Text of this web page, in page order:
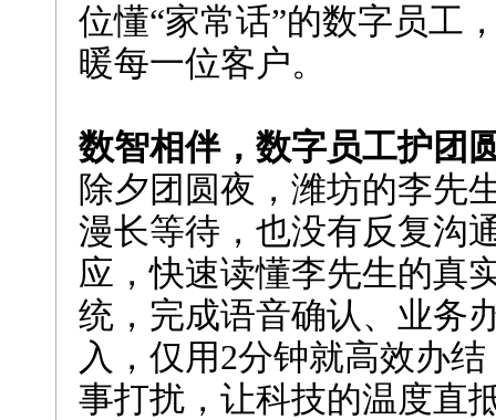
位懂“家常话”的数字员工
暖每一位客户。
数智相伴，数字员工护团
除夕团圆夜，潍坊的李先
漫长等待，也没有反复沟
应，快速读懂李先生的真
统，完成语音确认、业务
入，仅用2分钟就高效办
事打扰，让科技的温度直